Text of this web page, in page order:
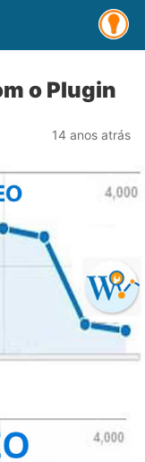
o Plugin
14 anos atrás